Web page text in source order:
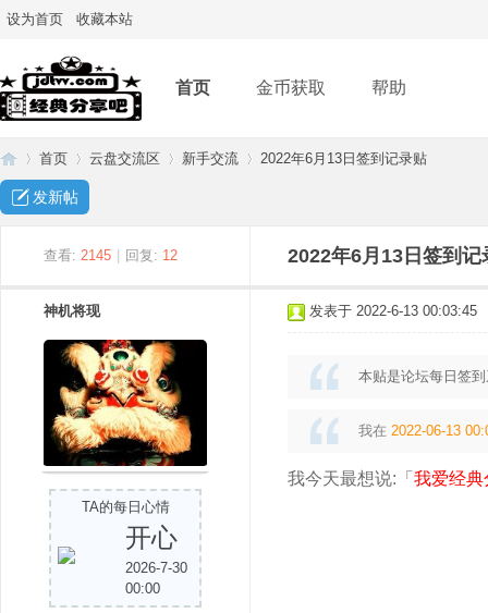
设为首页 收藏本站
首页 金币获取 帮助
首页
›
云盘交流区
›
新手交流 2022年6月13日签到记录贴
发新帖
查看: 2145 回复: 12 2022年6月13日签到记
神机将现
TA的每日心情
开心
2026-7-30
00:00
发表于 2022-6-13 00:03:45
本贴是论坛每日签
我在 2022-06-13
我今天最想说:「 我爱经典